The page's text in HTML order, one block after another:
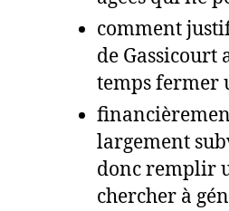
comment
de Gassicourt
temps fermer
largement
donc remplir
chercher à